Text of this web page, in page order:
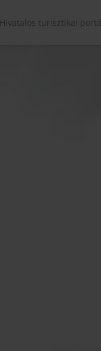
Hivatalos turisztikai portál